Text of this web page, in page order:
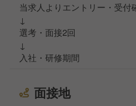
当求人よりエントリー・受付
↓
選考・面接2回
↓
入社・研修期間
面接地